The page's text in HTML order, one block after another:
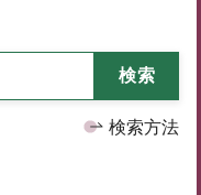
検索方法